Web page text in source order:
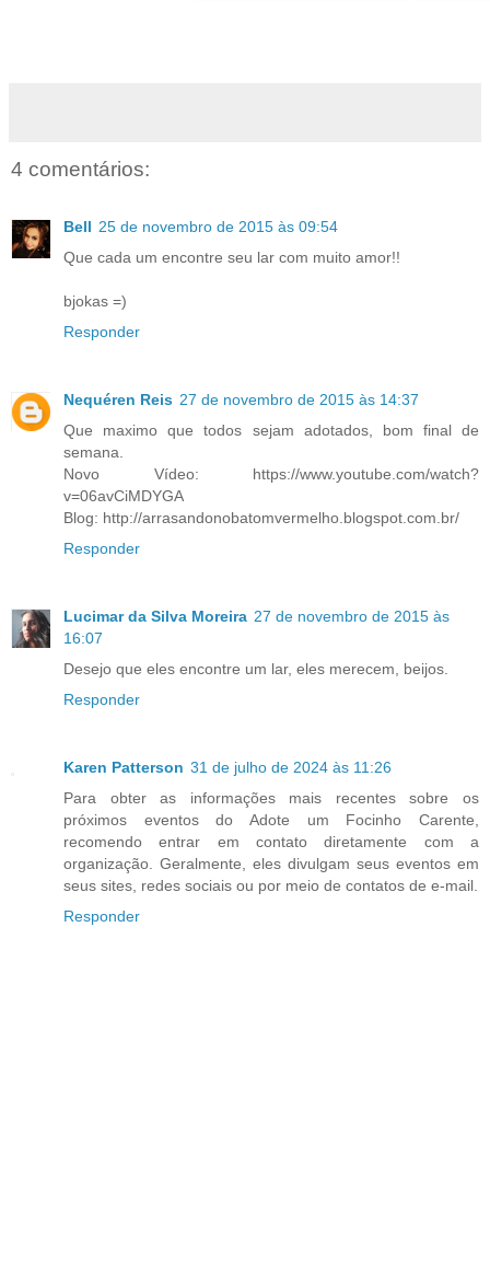
4 comentários:
Bell 25 de novembro de 2015 às 09:54
Que cada um encontre seu lar com muito amor!!
bjokas =)
Responder
Nequéren Reis 27 de novembro de 2015 às 14:37
Que maximo que todos sejam adotados, bom final de
semana.
Novo Vídeo: https://www.youtube.com/watch?
v=06avCiMDYGA
Blog: http://arrasandonobatomvermelho.blogspot.com.br/
Responder
Lucimar da Silva Moreira 27 de novembro de 2015 às
16:07
Desejo que eles encontre um lar, eles merecem, beijos.
Responder
Karen Patterson 31 de julho de 2024 às 11:26
Para obter as informações mais recentes sobre os
próximos eventos do Adote um Focinho Carente,
recomendo entrar em contato diretamente com a
organização. Geralmente, eles divulgam seus eventos em
seus sites, redes sociais ou por meio de contatos de e-mail.
Responder